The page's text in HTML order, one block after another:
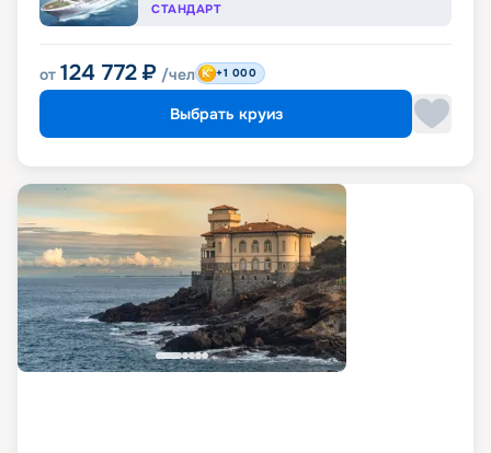
СТАНДАРТ
от 124 772 ₽ /чел +1 000
Выбрать круиз